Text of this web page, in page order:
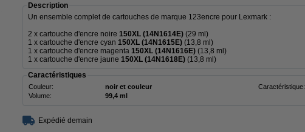
Description
Un ensemble complet de cartouches de marque 123encre pour Lexmark :
2 x cartouche d'encre noire 150XL (14N1614E) (29 ml)
1 x cartouche d'encre cyan 150XL (14N1615E) (13,8 ml)
1 x cartouche d'encre magenta 150XL (14N1616E) (13,8 ml)
1 x cartouche d'encre jaune 150XL (14N1618E) (13,8 ml)
Caractéristiques
Couleur: noir et couleur Caractéristique:
Volume:
99,4 ml
Expédié demain